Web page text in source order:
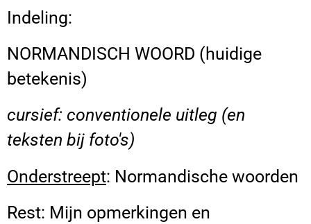
Indeling:
NORMANDISCH WOORD (huidige
betekenis)
cursief: conventionele uitleg (en
teksten bij foto's)
Onderstreept: Normandische woorden
Rest: Mijn opmerkingen en